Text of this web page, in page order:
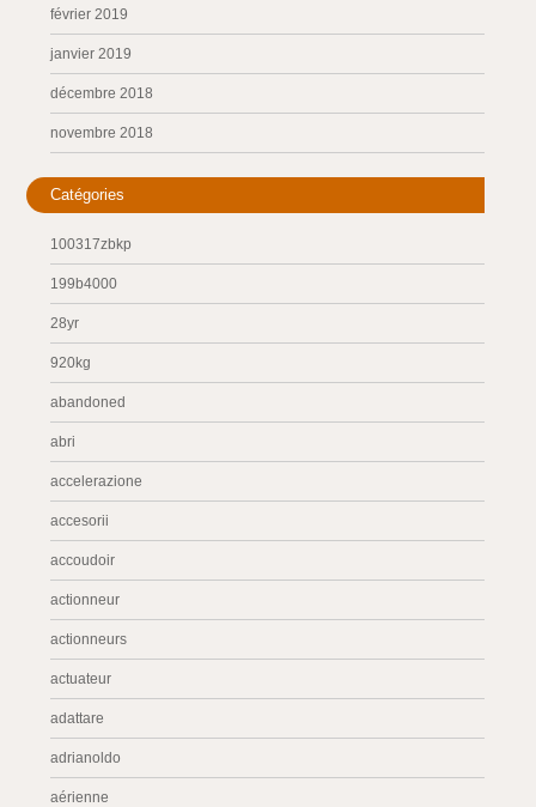
février 2019
janvier 2019
décembre 2018
novembre 2018
Catégories
100317zbkp
199b4000
28yr
920kg
abandoned
abri
accelerazione
accesorii
accoudoir
actionneur
actionneurs
actuateur
adattare
adrianoldo
aérienne